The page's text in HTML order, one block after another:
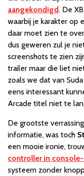
aangekondigd. De
waarbij je karakter op
daar moet zien te
dus geweren zul je
screenshots te zien
trailer maar die liet
zoals we dat van
eens interessant
Arcade titel niet te
De grootste
informatie, was toch
een mooie ironie,
controller in
systeem zonder